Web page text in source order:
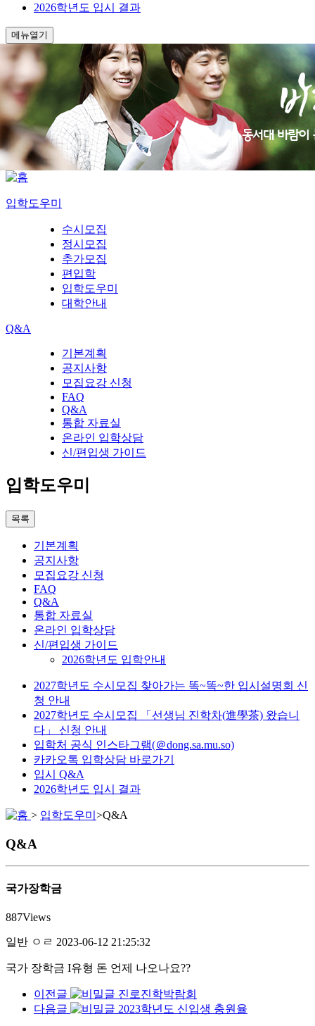
2026학년도 입시 결과
메뉴열기
입학도우미
수시모집
정시모집
추가모집
편입학
입학도우미
대학안내
Q&A
기본계획
공지사항
모집요강 신청
FAQ
Q&A
통합 자료실
온라인 입학상담
신/편입생 가이드
입학도우미
목록
기본계획
공지사항
모집요강 신청
FAQ
Q&A
통합 자료실
온라인 입학상담
신/편입생 가이드
2026학년도 입학안내
2027학년도 수시모집 찾아가는 똑~똑~한 입시설명회 신
청 안내
2027학년도 수시모집 「선생님 진학차(進學茶) 왔습니
다」 신청 안내
입학처 공식 인스타그램(＠dong.sa.mu.so)
카카오톡 입학상담 바로가기
입시 Q&A
2026학년도 입시 결과
> 입학도우미 >Q&A
Q&A
국가장학금
887Views
일반 ㅇㄹ 2023-06-12 21:25:32
국가 장학금 I유형 돈 언제 나오나요??
이전글
진로진학박람회
다음글
2023학년도 신입생 충원율